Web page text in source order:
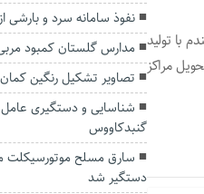
با تولید
گلستان تاکنون یک میلیون و ۱۰۰ هزار تُن تحویل مراکز
نفوذ سامانه سرد و بارشی
مدارس گلستان کمبود
تصاویر تشکیل رنگین
شناسایی و دستگیری عامل
گنبدکاووس
سارق مسلح موتورسیکلت
دستگیر شد